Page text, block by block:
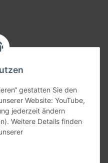
gestatten Sie den
Website: YouTube,
jederzeit ändern
Weitere Details finden
( B2B Shop )